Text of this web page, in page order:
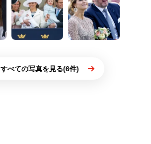
すべての写真を見る(6件)